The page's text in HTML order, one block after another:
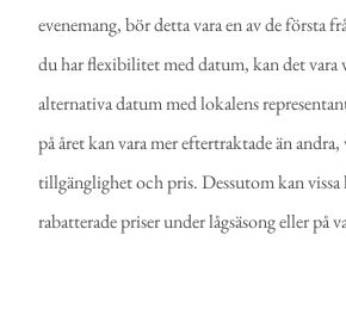
evenemang, bör detta vara en av de första
du har flexibilitet med datum, kan det vara
alternativa datum med lokalens
på året kan vara mer eftertraktade än
tillgänglighet och pris. Dessutom kan
rabatterade priser under lågsäsong eller på